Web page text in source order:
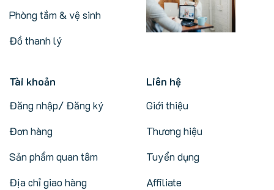
Phòng tắm & vệ sinh
Đồ thanh lý
Tài khoản
Đăng nhập/ Đăng ký
Đơn hàng
Sản phẩm quan tâm
Địa chỉ giao hàng
Liên hệ
Giới thiệu
Thương hiệu
Tuyển dụng
Affiliate